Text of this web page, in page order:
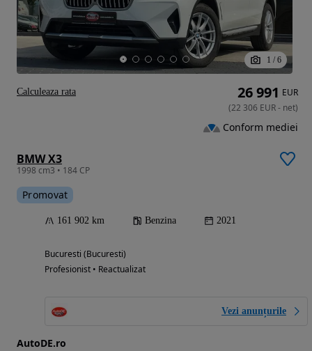
1 / 6
BMW X3
1998 cm3 • 184 CP
Promovat
161 902 km Benzina 2021
Bucuresti (Bucuresti)
Profesionist • Reactualizat
Vezi anunțurile
AutoDE.ro
26 991 EUR
(22 306 EUR- net)
Conform mediei
Calculeaza rata